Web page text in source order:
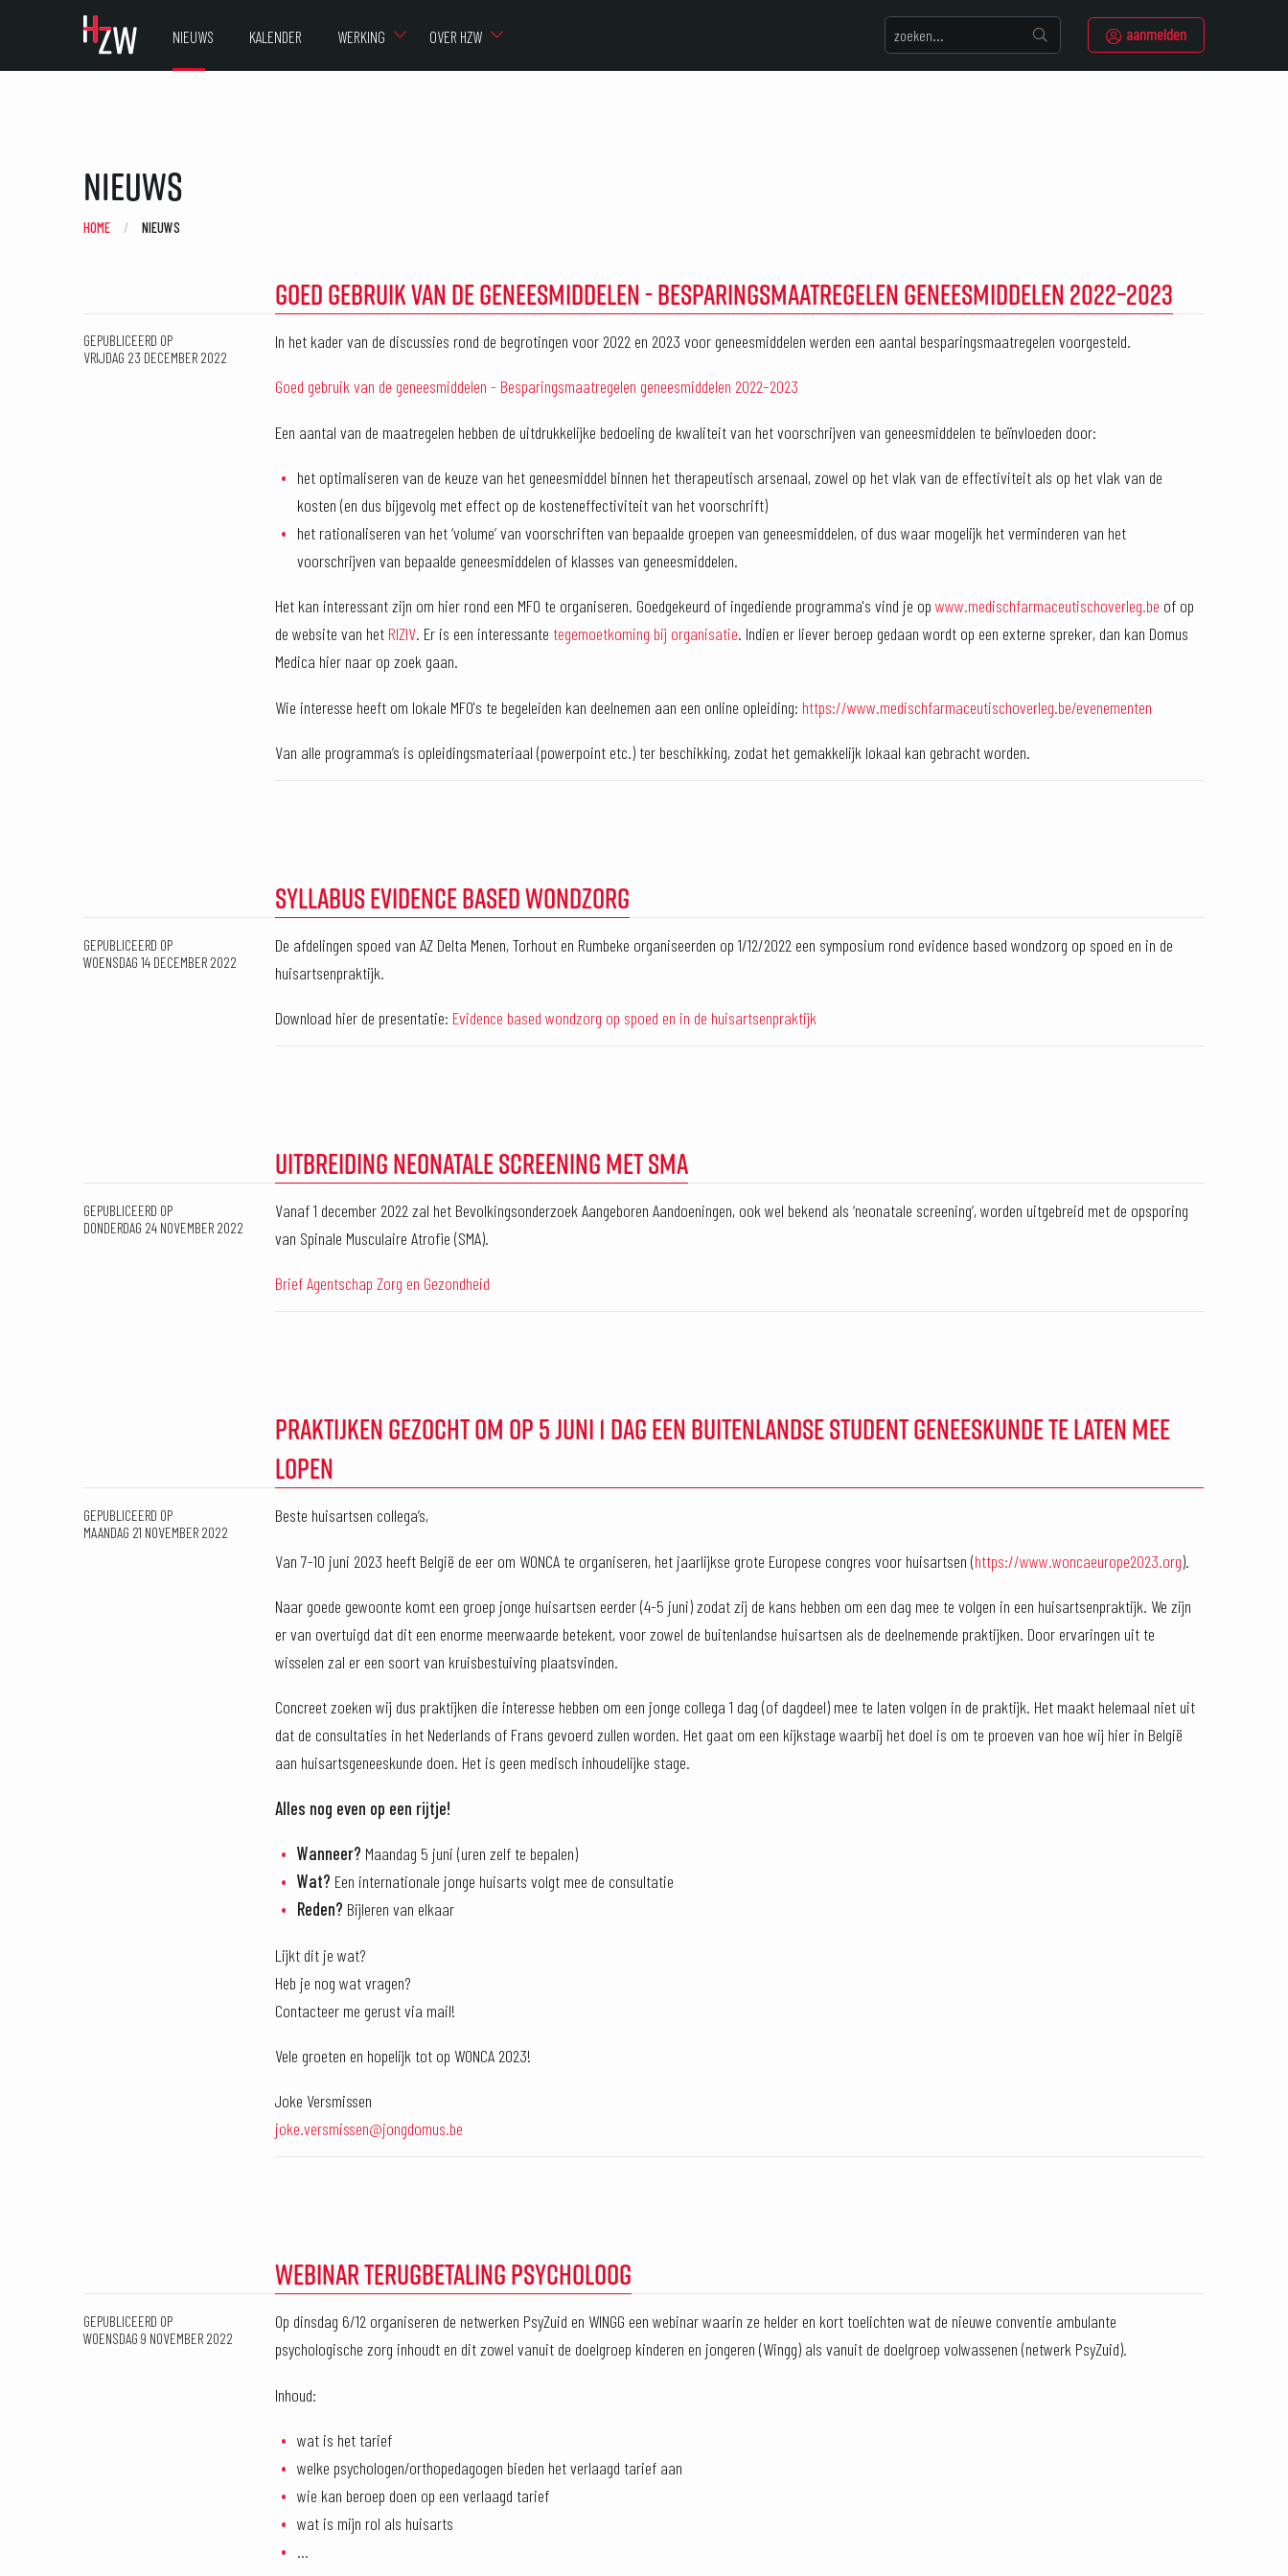
NIEUWS KALENDER WERKING OVER HZW aanmelden
Nieuws
HOME CURRENT:
NIEUWS
GOED GEBRUIK VAN DE GENEESMIDDELEN - BESPARINGSMAATREGELEN GENEESMIDDELEN 2022–2023
GEPUBLICEERD OP
VRIJDAG 23 DECEMBER 2022
In het kader van de discussies rond de begrotingen voor 2022 en 2023 voor geneesmiddelen werden een aantal besparingsmaatregelen voorgesteld.
Goed gebruik van de geneesmiddelen - Besparingsmaatregelen geneesmiddelen 2022–2023
Een aantal van de maatregelen hebben de uitdrukkelijke bedoeling de kwaliteit van het voorschrijven van geneesmiddelen te beïnvloeden door:
het optimaliseren van de keuze van het geneesmiddel binnen het therapeutisch arsenaal, zowel op het vlak van de effectiviteit als op het vlak van de
kosten (en dus bijgevolg met effect op de kosteneffectiviteit van het voorschrift)
het rationaliseren van het ‘volume’ van voorschriften van bepaalde groepen van geneesmiddelen, of dus waar mogelijk het verminderen van het
voorschrijven van bepaalde geneesmiddelen of klasses van geneesmiddelen.
Het kan interessant zijn om hier rond een MFO te organiseren. Goedgekeurd of ingediende programma's vind je op www.medischfarmaceutischoverleg.be of op
de website van het RIZIV. Er is een interessante tegemoetkoming bij organisatie. Indien er liever beroep gedaan wordt op een externe spreker, dan kan Domus
Medica hier naar op zoek gaan.
Wie interesse heeft om lokale MFO's te begeleiden kan deelnemen aan een online opleiding: https://www.medischfarmaceutischoverleg.be/evenementen
Van alle programma’s is opleidingsmateriaal (powerpoint etc.) ter beschikking, zodat het gemakkelijk lokaal kan gebracht worden.
SYLLABUS EVIDENCE BASED WONDZORG
GEPUBLICEERD OP
WOENSDAG 14 DECEMBER 2022
De afdelingen spoed van AZ Delta Menen, Torhout en Rumbeke organiseerden op 1/12/2022 een symposium rond evidence based wondzorg op spoed en in de
huisartsenpraktijk.
Download hier de presentatie: Evidence based wondzorg op spoed en in de huisartsenpraktijk
UITBREIDING NEONATALE SCREENING MET SMA
GEPUBLICEERD OP
DONDERDAG 24 NOVEMBER 2022
Vanaf 1 december 2022 zal het Bevolkingsonderzoek Aangeboren Aandoeningen, ook wel bekend als ‘neonatale screening’, worden uitgebreid met de opsporing
van Spinale Musculaire Atrofie (SMA).
Brief Agentschap Zorg en Gezondheid
PRAKTIJKEN GEZOCHT OM OP 5 JUNI 1 DAG EEN BUITENLANDSE STUDENT GENEESKUNDE TE LATEN MEE
LOPEN
GEPUBLICEERD OP
MAANDAG 21 NOVEMBER 2022
Beste huisartsen collega’s,
Van 7-10 juni 2023 heeft België de eer om WONCA te organiseren, het jaarlijkse grote Europese congres voor huisartsen (https://www.woncaeurope2023.org).
Naar goede gewoonte komt een groep jonge huisartsen eerder (4-5 juni) zodat zij de kans hebben om een dag mee te volgen in een huisartsenpraktijk. We zijn
er van overtuigd dat dit een enorme meerwaarde betekent, voor zowel de buitenlandse huisartsen als de deelnemende praktijken. Door ervaringen uit te
wisselen zal er een soort van kruisbestuiving plaatsvinden.
Concreet zoeken wij dus praktijken die interesse hebben om een jonge collega 1 dag (of dagdeel) mee te laten volgen in de praktijk. Het maakt helemaal niet uit
dat de consultaties in het Nederlands of Frans gevoerd zullen worden. Het gaat om een kijkstage waarbij het doel is om te proeven van hoe wij hier in België
aan huisartsgeneeskunde doen. Het is geen medisch inhoudelijke stage.
Alles nog even op een rijtje!
Wanneer? Maandag 5 juni (uren zelf te bepalen)
Wat? Een internationale jonge huisarts volgt mee de consultatie
Reden? Bijleren van elkaar
Lijkt dit je wat?
Heb je nog wat vragen?
Contacteer me gerust via mail!
Vele groeten en hopelijk tot op WONCA 2023!
Joke Versmissen
joke.versmissen@jongdomus.be
WEBINAR TERUGBETALING PSYCHOLOOG
GEPUBLICEERD OP
WOENSDAG 9 NOVEMBER 2022
Op dinsdag 6/12 organiseren de netwerken PsyZuid en WINGG een webinar waarin ze helder en kort toelichten wat de nieuwe conventie ambulante
psychologische zorg inhoudt en dit zowel vanuit de doelgroep kinderen en jongeren (Wingg) als vanuit de doelgroep volwassenen (netwerk PsyZuid).
Inhoud:
wat is het tarief
welke psychologen/orthopedagogen bieden het verlaagd tarief aan
wie kan beroep doen op een verlaagd tarief
wat is mijn rol als huisarts
...